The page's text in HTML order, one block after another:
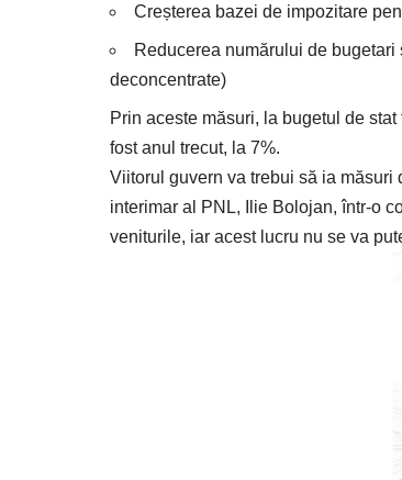
Creșterea bazei de impozitare
Reducerea numărului de
deconcentrate)
Prin aceste măsuri, la bugetul de
fost anul trecut, la 7%.
Viitorul guvern va trebui să ia
interimar al PNL, Ilie Bolojan, într-o
veniturile, iar acest lucru nu se va